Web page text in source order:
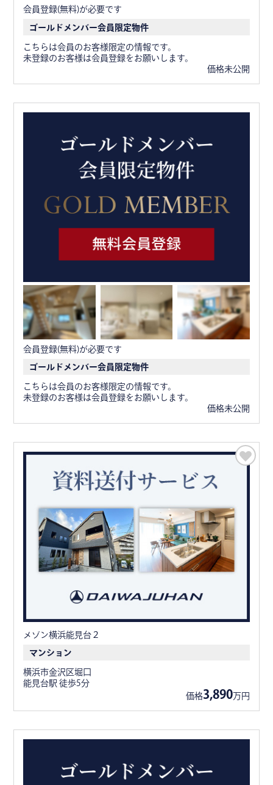
会員登録(無料)が必要です
ゴールドメンバー会員限定物件
こちらは会員のお客様限定の情報です。
未登録のお客様は会員登録をお願いします。
価格未公開
会員登録(無料)が必要です
ゴールドメンバー会員限定物件
こちらは会員のお客様限定の情報です。
未登録のお客様は会員登録をお願いします。
価格未公開
メゾン横浜能見台２
マンション
横浜市金沢区堀口
能見台駅 徒歩5分
価格3,890万円